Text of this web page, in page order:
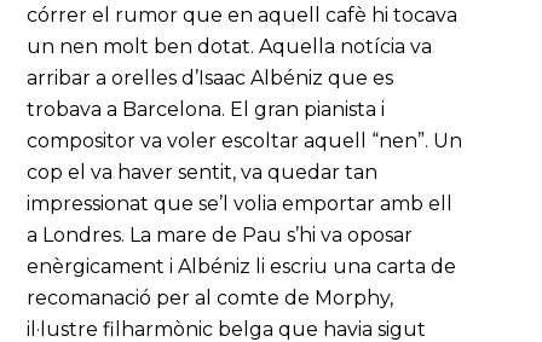
córrer el rumor que en aquell cafè hi tocava
un nen molt ben dotat. Aquella notícia va
arribar a orelles d’Isaac Albéniz que es
trobava a Barcelona. El gran pianista i
compositor va voler escoltar aquell “nen”. Un
cop el va haver sentit, va quedar tan
impressionat que se’l volia emportar amb ell
a Londres. La mare de Pau s’hi va oposar
enèrgicament i Albéniz li escriu una carta de
recomanació per al comte de Morphy,
il·lustre filharmònic belga que havia sigut